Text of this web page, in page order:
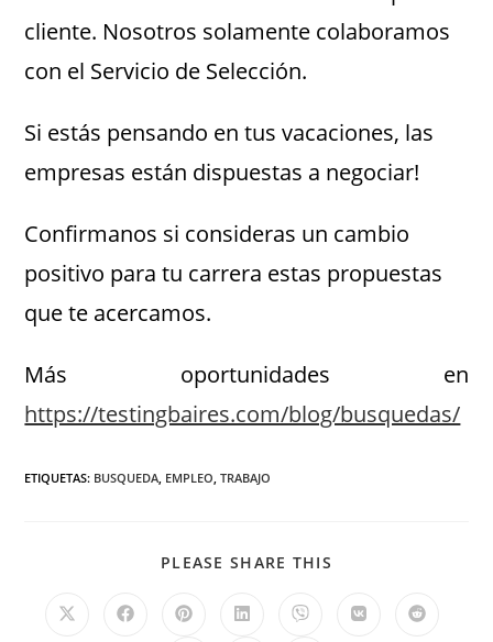
cliente. Nosotros solamente colaboramos
con el Servicio de Selección.
Si estás pensando en tus vacaciones, las
empresas están dispuestas a negociar!
Confirmanos si consideras un cambio
positivo para tu carrera estas propuestas
que te acercamos.
Más oportunidades en
https://testingbaires.com/blog/busquedas/
ETIQUETAS: BUSQUEDA, EMPLEO, TRABAJO
PLEASE SHARE THIS